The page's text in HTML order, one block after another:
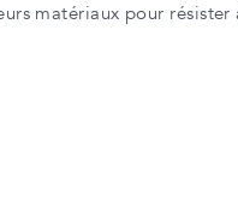
matériaux pour